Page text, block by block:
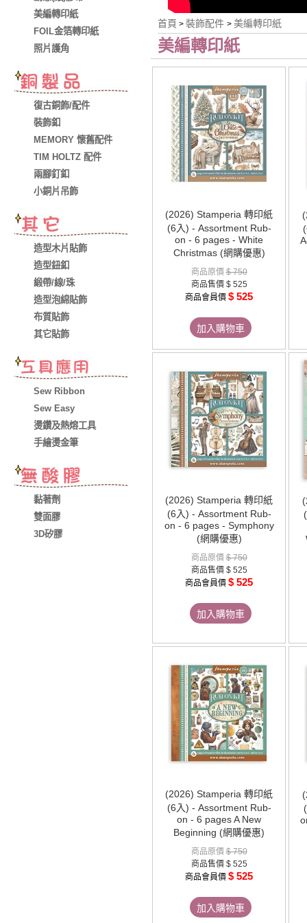
美編轉印紙
FOIL金箔轉印紙
照片護角
復古銅飾/配件
裝飾釦
MEMORY 懷舊配件
TIM HOLTZ 配件
兩腳釘釦
小銅片吊飾
造型木片貼飾
造型鈕釦
緞帶/線/珠
造型泡綿貼飾
布質貼飾
其它貼飾
Sew Ribbon
Sew Easy
燙鑽及熱熔工具
手繪燙金筆
黏著劑
雙面膠
3D矽膠
首頁 > 裝飾配件 > 美編轉印紙
美編轉印紙
(2026) Stamperia 轉印紙
(6入) - Assortment Rub-
on - 6 pages - White
Christmas (網購優惠)
商品原價$ 750
商品售價 $ 525
商品會員價 $ 525
加入購物車
(2026) Stamperia 轉印紙
(6入) - Assortment Rub-
on - 6 pages - Symphony
(網購優惠)
商品原價$ 750
商品售價 $ 525
商品會員價 $ 525
加入購物車
(2026) Stamperia 轉印紙
(6入) - Assortment Rub-
on - 6 pages A New
Beginning (網購優惠)
商品原價$ 750
商品售價 $ 525
商品會員價 $ 525
加入購物車